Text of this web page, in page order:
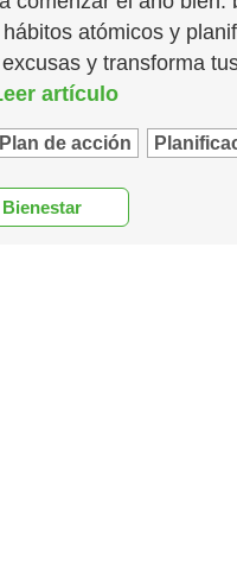
atómicos y
y transforma
artículo
Plan de acción
Bienestar